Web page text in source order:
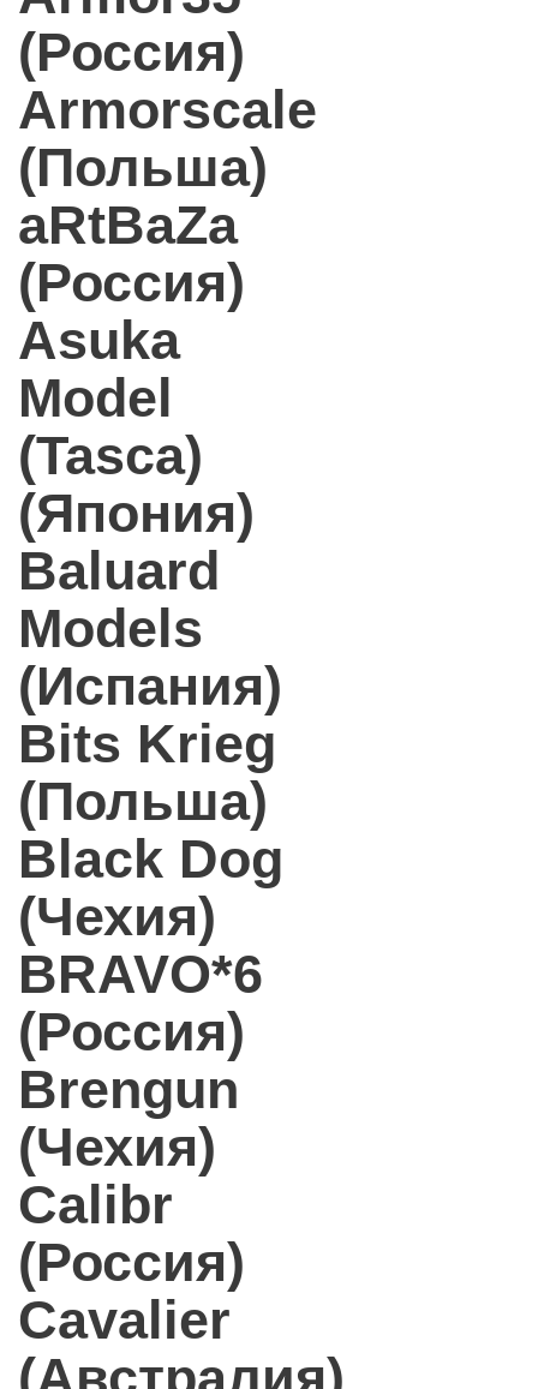
(Россия)
Armorscale
(Польша)
aRtBaZa
(Россия)
Asuka
Model
(Tasca)
(Япония)
Baluard
Models
(Испания)
Bits Krieg
(Польша)
Black Dog
(Чехия)
BRAVO*6
(Россия)
Brengun
(Чехия)
Calibr
(Россия)
Cavalier
(Австралия)